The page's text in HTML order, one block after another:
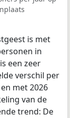
is met
in
een zeer
verschil per
met 2026
van de
trend: De